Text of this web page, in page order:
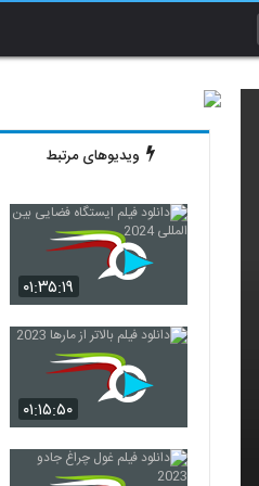
ویدیوهای مرتبط
۰۱:۳۵:۱۹
۰۱:۱۵:۵۰